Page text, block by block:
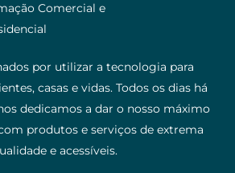
Comercial e
por utilizar a tecnologia para
casas e vidas. Todos os dias há
dedicamos a dar o nosso máximo
produtos e serviços de extrema
e acessíveis.